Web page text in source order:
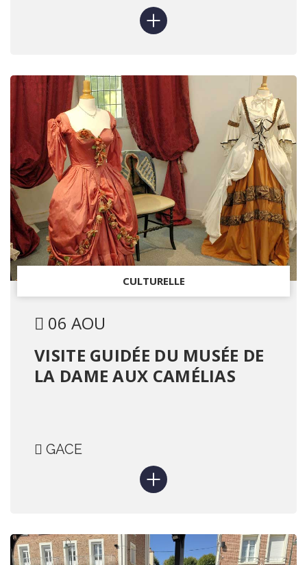
CULTURELLE
06 AOU
VISITE GUIDÉE DU MUSÉE DE
LA DAME AUX CAMÉLIAS
GACE